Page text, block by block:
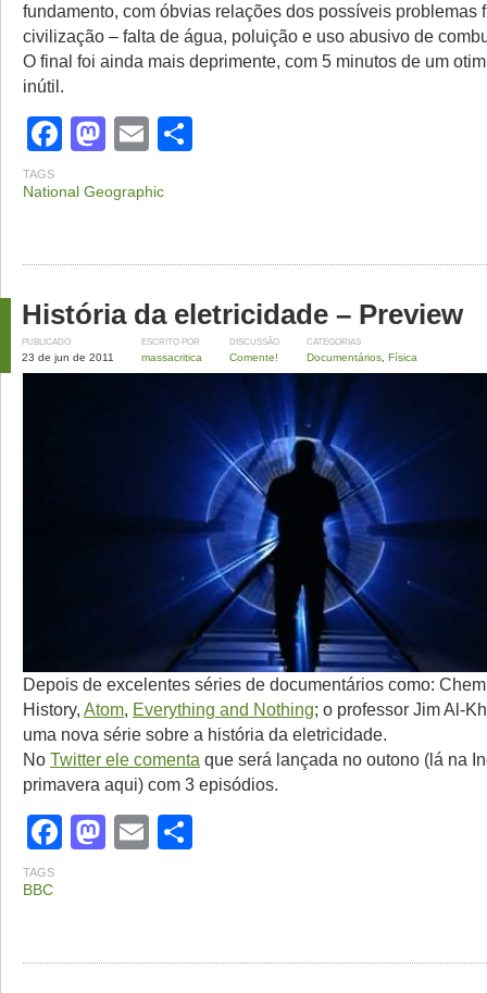
fundamento, com óbvias relações dos possíveis problemas
civilização – falta de água, poluição e uso abusivo de
O final foi ainda mais deprimente, com 5 minutos de um
inútil.
Facebook
Mastodon
Email
TAGS
National Geographic
História da eletricidade – Preview
PUBLICADO
23 de jun de 2011
ESCRITO POR
massacritica
DISCUSSÃO
Comente!
CATEGORIAS
Documentários Física
Depois de excelentes séries de documentários como:
History, Atom, Everything and Nothing; o professor Jim Al-
uma nova série sobre a história da eletricidade.
No Twitter ele comenta que será lançada no outono (lá na
primavera aqui) com 3 episódios.
Facebook
Mastodon
Email
TAGS
BBC